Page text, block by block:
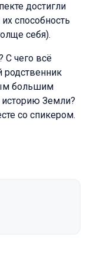
достигли
способность
себя).
С чего всё
родственник
большим
Земли?
со спикером.